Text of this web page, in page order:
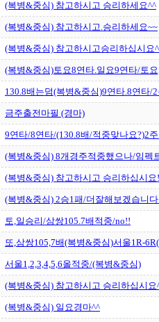
(복병&중심) 참고하시고 승리하세요^^
(복병&중심) 참고하시고.승리하세요~~
(복병&중심) 참고하시고승리하십시요
(복병&중심)토요8연타.일요9연타/토
130.8배는덤(복병&중심)9연타.8연타/
금주출전마필 (경마)
9연타/8연타/(130.8배/적중맞나요?)2
(복병&중심) 8개경주적중했으나/임펙
(복병&중심) 참고하시고 승리하십시요
(복병&중심) 2승1패/더잘해보겠습니
토,일승리/삼쌍105.7배적중/no!!
또,삼쌍105,7배(복병&중심)서울1R-
서울1,2,3,4,5,6올적중/(복병&중심)
(복병&중심) 참고하시고 승리하십시요
(복병&중심) 일요경마^^